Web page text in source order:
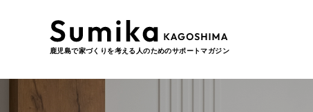
鹿児島で家づくりを考える人のためのサポートマガジン